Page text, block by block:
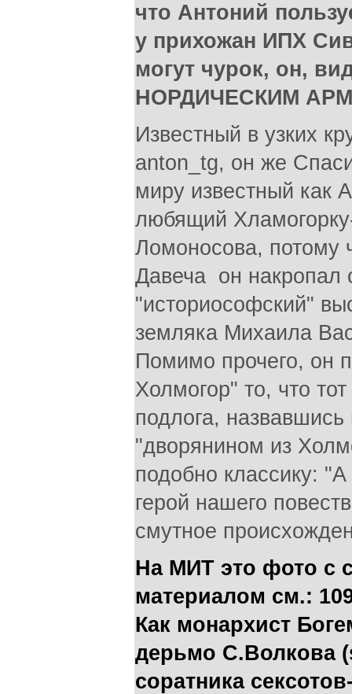
что Антоний
у прихожан ИПХ
могут чурок, он,
НОРДИЧЕСКИМ
Известный в узких
anton_tg, он же
миру известный как
любящий
Ломоносова, потому
Давеча он накропал
"историософский"
земляка Михаила
Помимо прочего, он
Холмогор" то, что
подлога,
"дворянином из
подобно классику:
герой нашего
смутное
На МИТ это фото с
материалом см.:
Как монархист
дерьмо С.Волкова
соратника